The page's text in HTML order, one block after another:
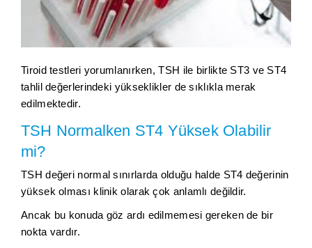
Tiroid testleri yorumlanırken, TSH ile birlikte ST3 ve ST4
tahlil değerlerindeki yükseklikler de sıklıkla merak
edilmektedir.
TSH Normalken ST4 Yüksek Olabilir
mi?
TSH değeri normal sınırlarda olduğu halde ST4 değerinin
yüksek olması klinik olarak çok anlamlı değildir.
Ancak bu konuda göz ardı edilmemesi gereken de bir
nokta vardır.